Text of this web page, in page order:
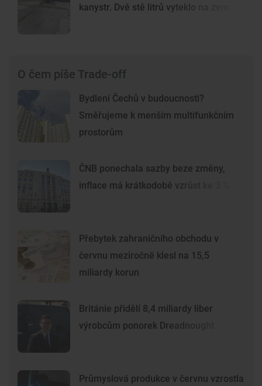
kanystr. Dvě stě litrů vyteklo na zem
O čem píše Trade-off
Bydlení Čechů v budoucnosti?
Směřujeme k menším multifunkčním
prostorům
ČNB ponechala sazby beze změny,
inflace má krátkodobě vzrůst ke 3 %
Přebytek zahraničního obchodu v
červnu meziročně klesl na 15,5
miliardy korun
Británie přidělí 8,4 miliardy liber
výrobcům ponorek Dreadnought
Průmyslová produkce v červnu vzrostla